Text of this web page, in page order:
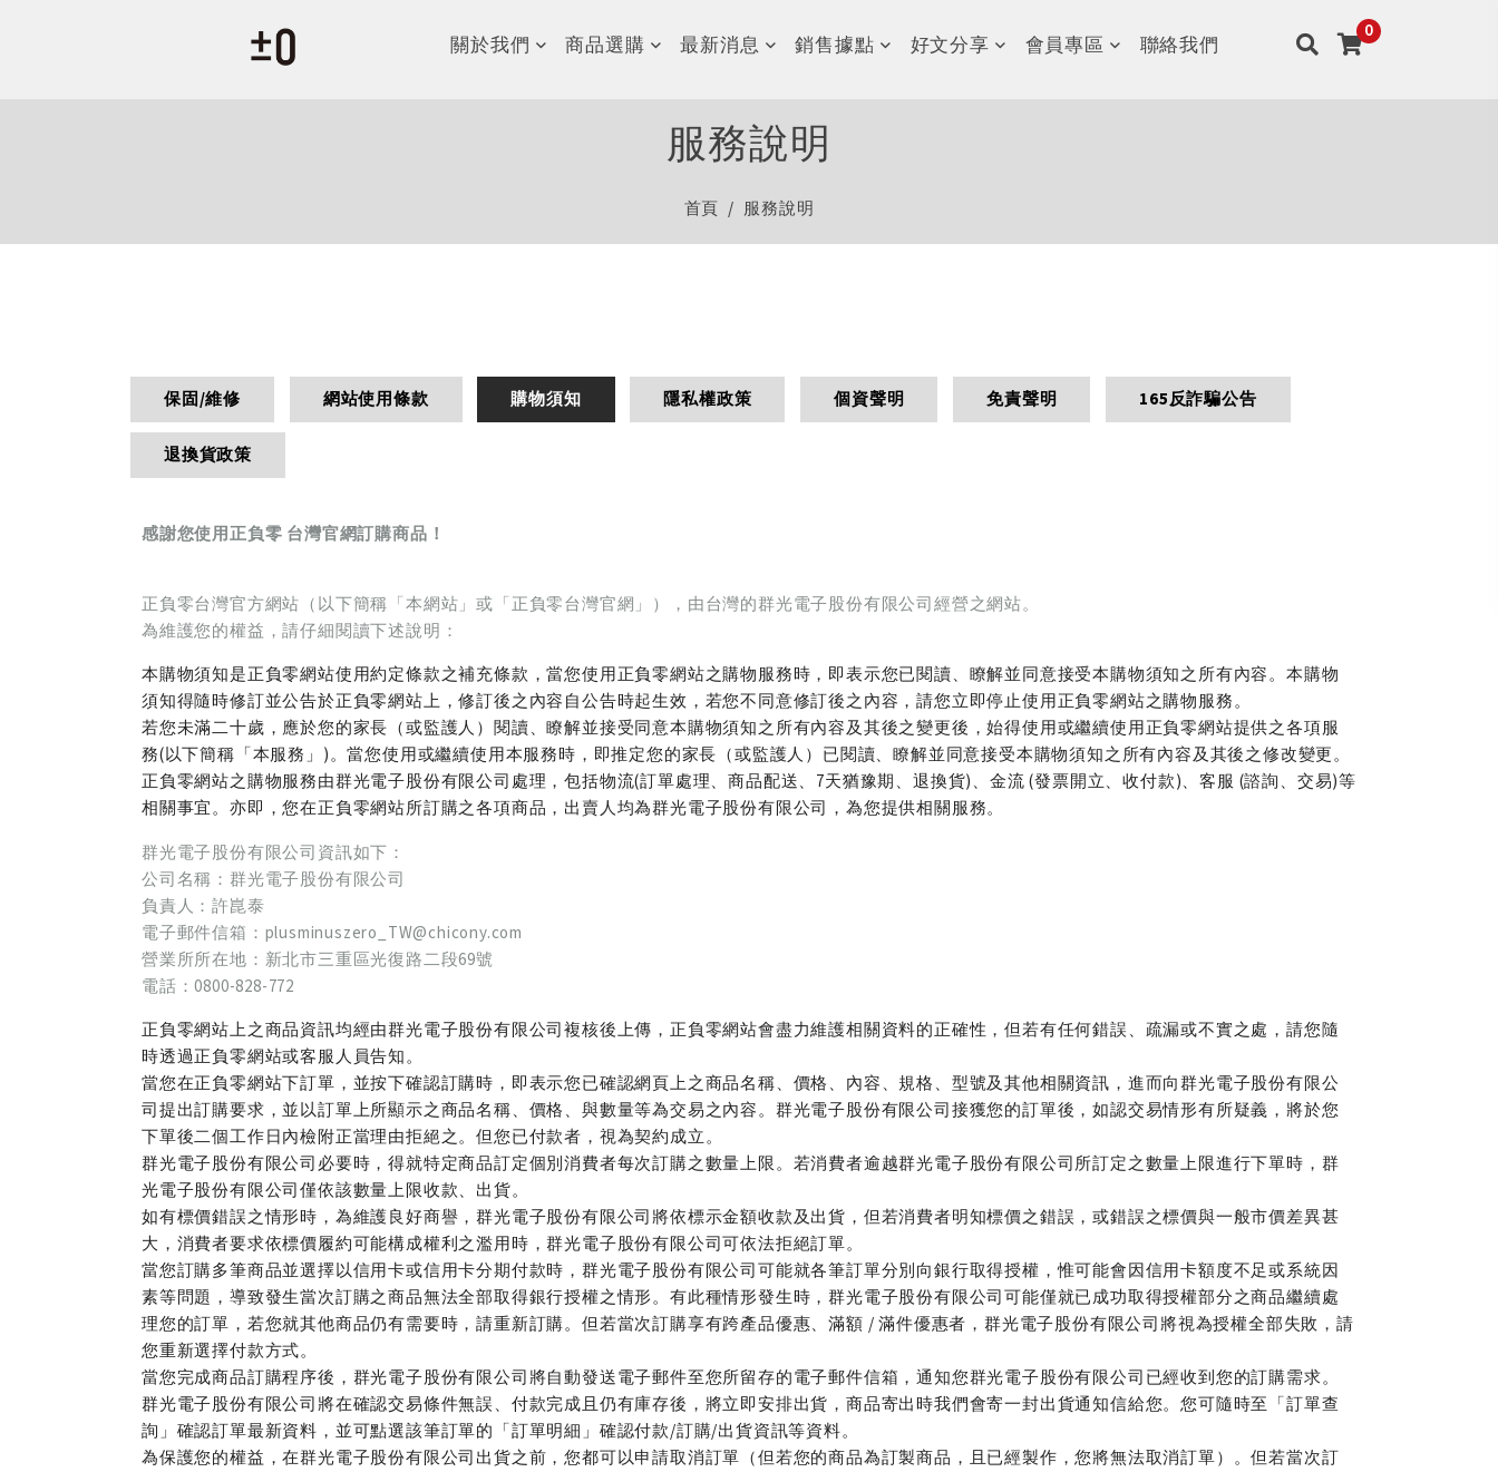
關於我們 商品選購 最新消息 銷售據點 好文分享 會員專區 聯絡我們
服務說明
首頁 服務說明
保固/維修 網站使用條款 購物須知 隱私權政策 個資聲明 免責聲明 165反詐騙公告
退換貨政策
感謝您使用正負零 台灣官網訂購商品！
正負零台灣官方網站（以下簡稱「本網站」或「正負零台灣官網」），由台灣的群光電子股份有限公司經營之網站。
為維護您的權益，請仔細閱讀下述說明：
本購物須知是正負零網站使用約定條款之補充條款，當您使用正負零網站之購物服務時，即表示您已閱讀、瞭解並同意接受本購物須知之所有內容。本購物
須知得隨時修訂並公告於正負零網站上，修訂後之內容自公告時起生效，若您不同意修訂後之內容，請您立即停止使用正負零網站之購物服務。
若您未滿二十歲，應於您的家長（或監護人）閱讀、瞭解並接受同意本購物須知之所有內容及其後之變更後，始得使用或繼續使用正負零網站提供之各項服
務(以下簡稱「本服務」)。當您使用或繼續使用本服務時，即推定您的家長（或監護人）已閱讀、瞭解並同意接受本購物須知之所有內容及其後之修改變更。
正負零網站之購物服務由群光電子股份有限公司處理，包括物流(訂單處理、商品配送、7天猶豫期、退換貨)、金流 (發票開立、收付款)、客服 (諮詢、交易)等
相關事宜。亦即，您在正負零網站所訂購之各項商品，出賣人均為群光電子股份有限公司，為您提供相關服務。
群光電子股份有限公司資訊如下：
公司名稱：群光電子股份有限公司
負責人：許崑泰
電子郵件信箱：plusminuszero_TW@chicony.com
營業所所在地：新北市三重區光復路二段69號
電話：0800-828-772
正負零網站上之商品資訊均經由群光電子股份有限公司複核後上傳，正負零網站會盡力維護相關資料的正確性，但若有任何錯誤、疏漏或不實之處，請您隨
時透過正負零網站或客服人員告知。
當您在正負零網站下訂單，並按下確認訂購時，即表示您已確認網頁上之商品名稱、價格、內容、規格、型號及其他相關資訊，進而向群光電子股份有限公
司提出訂購要求，並以訂單上所顯示之商品名稱、價格、與數量等為交易之內容。群光電子股份有限公司接獲您的訂單後，如認交易情形有所疑義，將於您
下單後二個工作日內檢附正當理由拒絕之。但您已付款者，視為契約成立。
群光電子股份有限公司必要時，得就特定商品訂定個別消費者每次訂購之數量上限。若消費者逾越群光電子股份有限公司所訂定之數量上限進行下單時，群
光電子股份有限公司僅依該數量上限收款、出貨。
如有標價錯誤之情形時，為維護良好商譽，群光電子股份有限公司將依標示金額收款及出貨，但若消費者明知標價之錯誤，或錯誤之標價與一般市價差異甚
大，消費者要求依標價履約可能構成權利之濫用時，群光電子股份有限公司可依法拒絕訂單。
當您訂購多筆商品並選擇以信用卡或信用卡分期付款時，群光電子股份有限公司可能就各筆訂單分別向銀行取得授權，惟可能會因信用卡額度不足或系統因
素等問題，導致發生當次訂購之商品無法全部取得銀行授權之情形。有此種情形發生時，群光電子股份有限公司可能僅就已成功取得授權部分之商品繼續處
理您的訂單，若您就其他商品仍有需要時，請重新訂購。但若當次訂購享有跨產品優惠、滿額 / 滿件優惠者，群光電子股份有限公司將視為授權全部失敗，請
您重新選擇付款方式。
當您完成商品訂購程序後，群光電子股份有限公司將自動發送電子郵件至您所留存的電子郵件信箱，通知您群光電子股份有限公司已經收到您的訂購需求。
群光電子股份有限公司將在確認交易條件無誤、付款完成且仍有庫存後，將立即安排出貨，商品寄出時我們會寄一封出貨通知信給您。您可隨時至「訂單查
詢」確認訂單最新資料，並可點選該筆訂單的「訂單明細」確認付款/訂購/出貨資訊等資料。
為保護您的權益，在群光電子股份有限公司出貨之前，您都可以申請取消訂單（但若您的商品為訂製商品，且已經製作，您將無法取消訂單）。但若當次訂